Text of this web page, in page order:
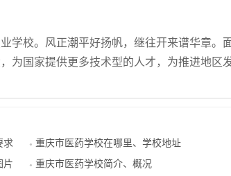
学校。风正潮平好扬帆，继往开来谱华章。
为国家提供更多技术型的人才，为推进地区
求 ● 重庆市医药学校在哪里、学校地址
片 ● 重庆市医药学校简介、概况